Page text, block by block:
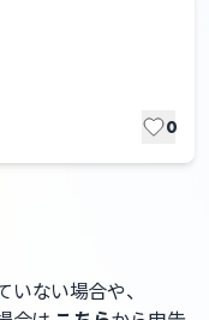
0
いない場合や、